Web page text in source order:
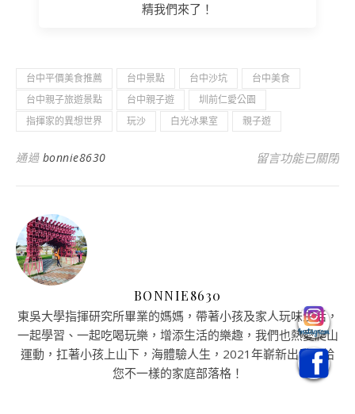
精我們來了！
台中平價美食推薦 台中景點 台中沙坑
台中美食
台中親子旅遊景點
台中親子遊
圳前仁愛公園
指揮家的異想世界
玩沙 白光冰果室 親子遊
通過 bonnie8630 在〈台中親子旅
留言功能已關閉
BONNIE8630
東吳大學指揮研究所畢業的媽媽，帶著小孩及家人玩味生活，
一起學習、一起吃喝玩樂，增添生活的樂趣，我們也熱愛爬山
運動，扛著小孩上山下，海體驗人生，2021年嶄新出發，給
您不一樣的家庭部落格！